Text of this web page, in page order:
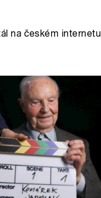
na českém internetu